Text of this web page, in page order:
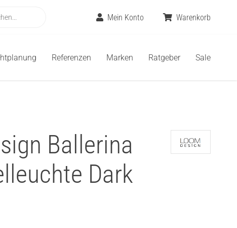
Mein Konto Warenkorb
Referenzen Marken Ratgeber Sale
Ballerina
Dark